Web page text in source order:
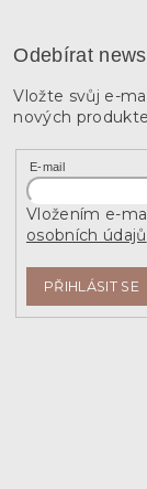
Odebírat
Vložte svůj e-
nových
E-mail
Vložením e-
osobních údajů
PŘIHLÁSIT SE